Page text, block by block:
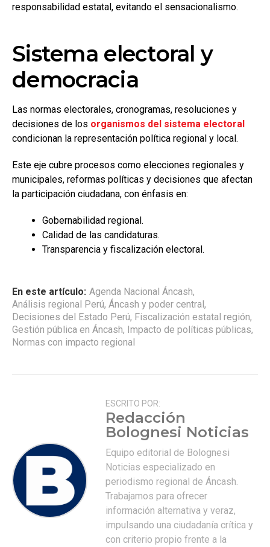
responsabilidad estatal, evitando el sensacionalismo.
Sistema electoral y
democracia
Las normas electorales, cronogramas, resoluciones y
decisiones de los organismos del sistema electoral
condicionan la representación política regional y local.
Este eje cubre procesos como elecciones regionales y
municipales, reformas políticas y decisiones que afectan
la participación ciudadana, con énfasis en:
Gobernabilidad regional.
Calidad de las candidaturas.
Transparencia y fiscalización electoral.
En este artículo: Agenda Nacional Áncash,
Análisis regional Perú, Áncash y poder central,
Decisiones del Estado Perú, Fiscalización estatal región,
Gestión pública en Áncash, Impacto de políticas públicas,
Normas con impacto regional
ESCRITO POR:
Redacción
Bolognesi Noticias
Equipo editorial de Bolognesi
Noticias especializado en
periodismo regional de Áncash.
Trabajamos para ofrecer
información alternativa y veraz,
impulsando una ciudadanía crítica y
con criterio propio frente a la